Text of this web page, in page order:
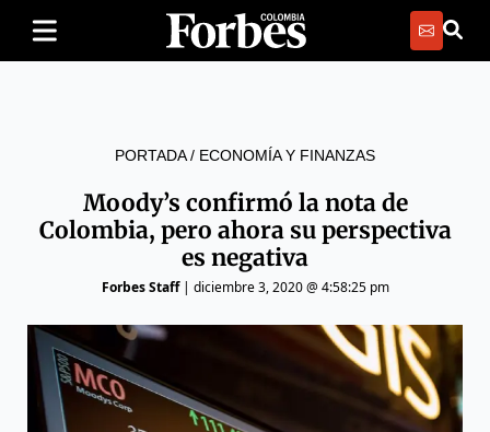
PORTADA/ ECONOMÍA Y FINANZAS
Moody’s confirmó la nota de
Colombia, pero ahora su perspectiva
es negativa
Forbes Staff| diciembre 3, 2020 @ 4:58:25 pm